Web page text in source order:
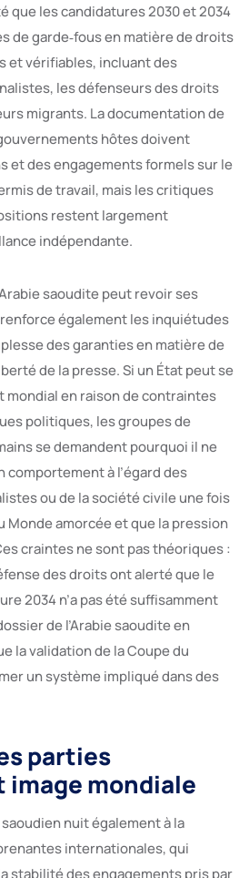
que les candidatures 2030 et 2034
de garde‑fous en matière de droits
et vérifiables, incluant des
les défenseurs des droits
migrants. La documentation de
hôtes doivent
et des engagements formels sur le
de travail, mais les critiques
restent largement
indépendante.
saoudite peut revoir ses
également les inquiétudes
des garanties en matière de
de la presse. Si un État peut se
mondial en raison de contraintes
politiques, les groupes de
se demandent pourquoi il ne
comportement à l’égard des
ou de la société civile une fois
Monde amorcée et que la pression
craintes ne sont pas théoriques :
des droits ont alerté que le
2034 n’a pas été suffisamment
de l’Arabie saoudite en
la validation de la Coupe du
un système impliqué dans des
parties
image mondiale
nuit également à la
internationales, qui
stabilité des engagements pris par